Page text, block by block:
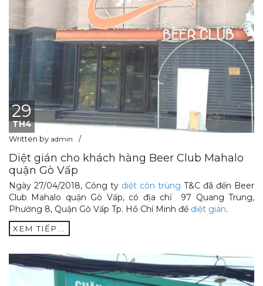
29
TH4
Written by admin
Diệt gián cho khách hàng Beer Club Mahalo
quận Gò Vấp
Ngày 27/04/2018, Công ty diệt côn trùng T&C đã đến Beer
Club Mahalo quận Gò Vấp, có địa chỉ 97 Quang Trung,
Phường 8, Quận Gò Vấp Tp. Hồ Chí Minh để diệt gián.
XEM TIẾP...